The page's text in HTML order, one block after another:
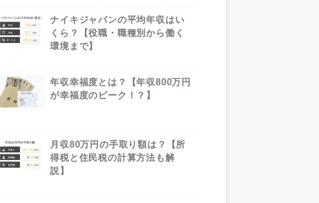
ナイキジャパンの平均年収はい
くら？【役職・職種別から働く
環境まで】
年収幸福度とは？【年収800万円
が幸福度のピーク！？】
月収80万円の手取り額は？【所
得税と住民税の計算方法も解
説】